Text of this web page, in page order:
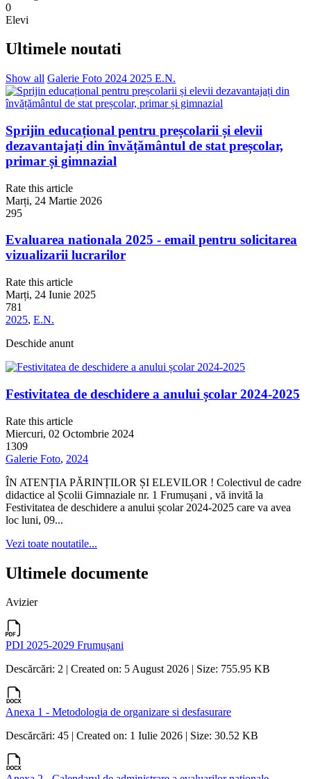
0
Elevi
Ultimele noutati
Show all Galerie Foto 2024 2025 E.N.
Sprijin educațional pentru preșcolarii și elevii
dezavantajați din învățământul de stat preșcolar,
primar și gimnazial
Rate this article
Marți, 24 Martie 2026
295
Evaluarea nationala 2025 - email pentru solicitarea
vizualizarii lucrarilor
Rate this article
Marți, 24 Iunie 2025
781
2025, E.N.
Deschide anunt
Festivitatea de deschidere a anului școlar 2024-2025
Rate this article
Miercuri, 02 Octombrie 2024
1309
Galerie Foto, 2024
ÎN ATENȚIA PĂRINȚILOR ȘI ELEVILOR ! Colectivul de cadre
didactice al Școlii Gimnaziale nr. 1 Frumușani , vă invită la
Festivitatea de deschidere a anului școlar 2024-2025 care va avea
loc luni, 09...
Vezi toate noutatile...
Ultimele documente
Avizier
PDI 2025-2029 Frumușani
Descărcări: 2 | Created on: 5 August 2026 | Size: 755.95 KB
Anexa 1 - Metodologia de organizare si desfasurare
Descărcări: 45 | Created on: 1 Iulie 2026 | Size: 30.52 KB